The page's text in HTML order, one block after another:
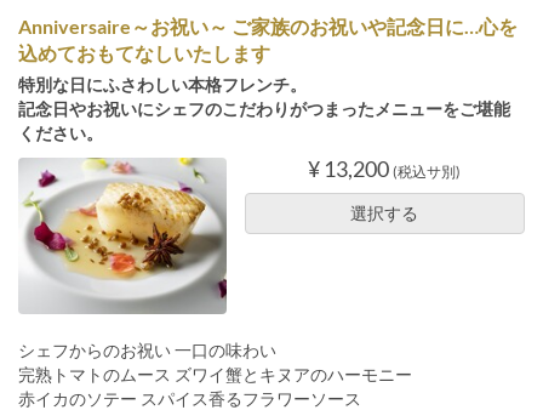
Anniversaire～お祝い～ ご家族のお祝いや記念日に…心を
込めておもてなしいたします
特別な日にふさわしい本格フレンチ。
記念日やお祝いにシェフのこだわりがつまったメニューをご堪能
ください。
¥ 13,200 (税込サ別)
選択する
シェフからのお祝い 一口の味わい
完熟トマトのムース ズワイ蟹とキヌアのハーモニー
赤イカのソテー スパイス香るフラワーソース